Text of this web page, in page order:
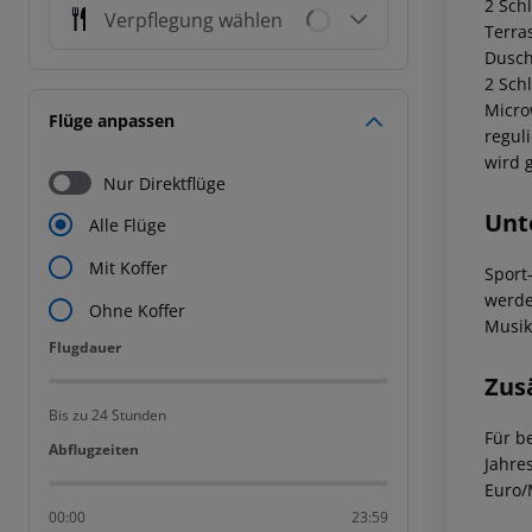
Verpflegung wählen
Flüge anpassen
Nur Direktflüge
Alle Flüge
Mit Koffer
Ohne Koffer
Flugdauer
Flugdauer
Bis zu 24 Stunden
Abflugzeiten
Abflugzeiten
00:00 23:59
2
2
wird
Für